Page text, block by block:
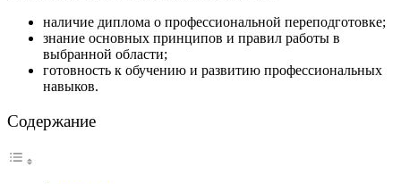
наличие диплома о профессиональной переподготовке;
знание основных принципов и правил работы в
выбранной области;
готовность к обучению и развитию профессиональных
навыков.
Содержание